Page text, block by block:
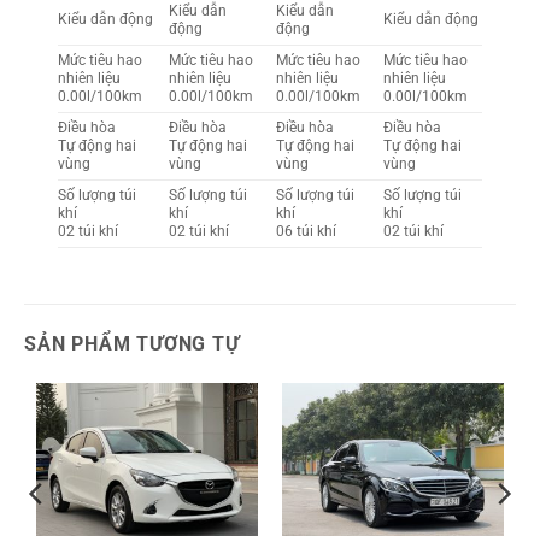
Kiểu dẫn động
Kiểu dẫn
động
Kiểu dẫn
động
Kiểu dẫn động
Mức tiêu hao
nhiên liệu
0.00l/100km
Mức tiêu hao
nhiên liệu
0.00l/100km
Mức tiêu hao
nhiên liệu
0.00l/100km
Mức tiêu hao
nhiên liệu
0.00l/100km
Điều hòa
Tự động hai
vùng
Điều hòa
Tự động hai
vùng
Điều hòa
Tự động hai
vùng
Điều hòa
Tự động hai
vùng
Số lượng túi
khí
02 túi khí
Số lượng túi
khí
02 túi khí
Số lượng túi
khí
06 túi khí
Số lượng túi
khí
02 túi khí
SẢN PHẨM TƯƠNG TỰ